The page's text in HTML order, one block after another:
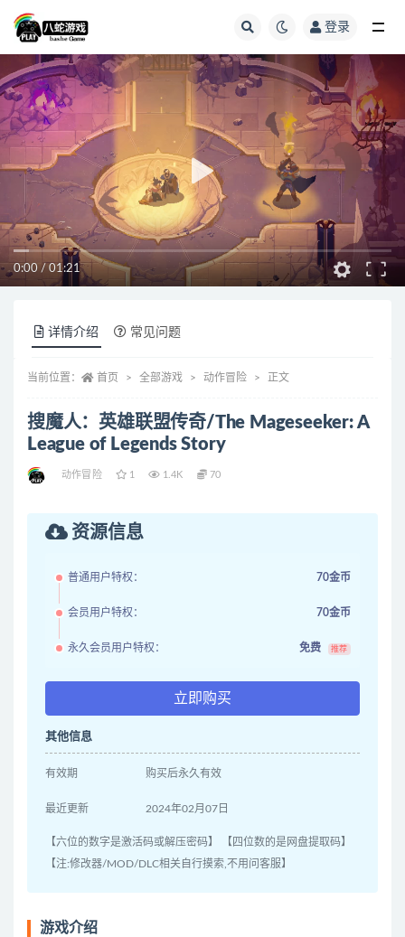
登录
0:00/ 01:21
详情介绍 常见问题
当前位置： 首页 全部游戏 动作冒险 正文
搜魔人：英雄联盟传奇/The Mageseeker: A
League of Legends Story
动作冒险 1 1.4K 70
资源信息
普通用户特权： 70金币
会员用户特权： 70金币
永久会员用户特权： 免费 推荐
立即购买
其他信息
有效期 购买后永久有效
最近更新 2024年02月07日
【六位的数字是激活码或解压密码】 【四位数的是网盘提取码】
【注:修改器/MOD/DLC相关自行摸索,不用问客服】
游戏介绍